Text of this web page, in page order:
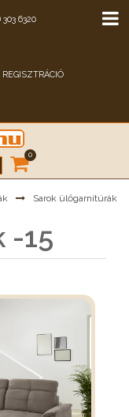
303 6320
REGISZTRÁCIÓ
0
Sarok ülőgarnitúrák
-15